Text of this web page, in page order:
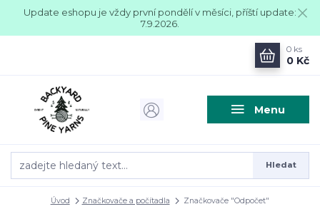
Update eshopu je vždy první pondělí v měsíci, příští update:
7.9.2026.
Menu
Hledat
0 ks
0 Kč
Úvod Značkovače a počítadla Značkovače "Odpočet"